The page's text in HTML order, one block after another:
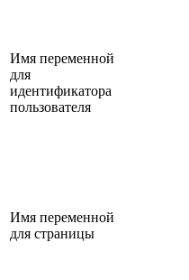
Имя переменной
для
идентификатора
пользователя
Имя переменной
для страницы